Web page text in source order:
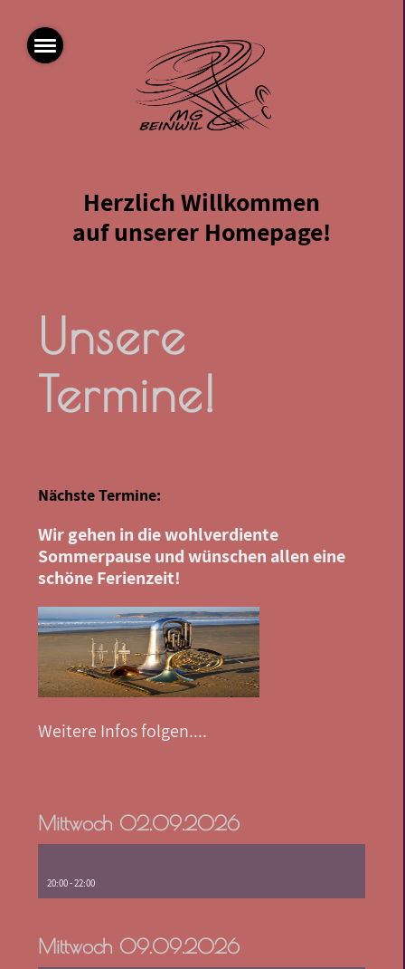
Herzlich Willkommen
auf unserer Homepage!
Unsere
Termine!
Nächste Termine:
Wir gehen in die wohlverdiente
Sommerpause und wünschen allen eine
schöne Ferienzeit!
Weitere Infos folgen....
Mittwoch 02.09.2026
20:00 - 22:00
Mittwoch 09.09.2026